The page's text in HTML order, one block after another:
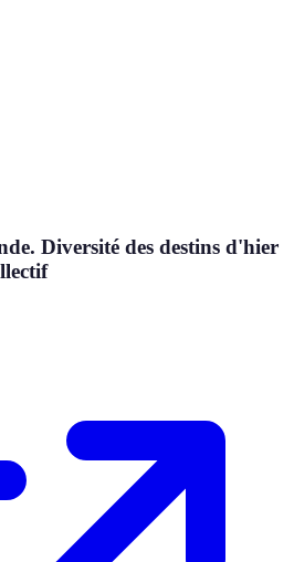
Diversité des destins d'hier